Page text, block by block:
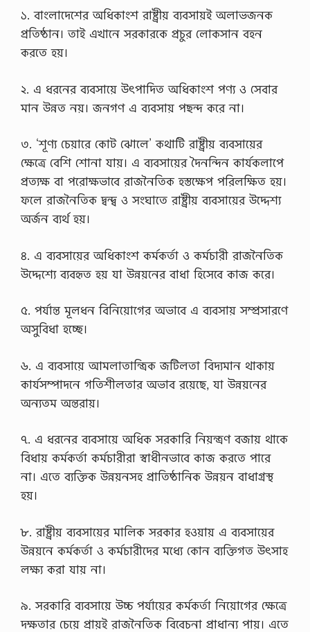
১. বাংলাদেশের অধিকাংশ রাষ্ট্রীয় ব্যবসায়ই অলাভজনক
প্রতিষ্ঠান। তাই এখানে সরকারকে প্রচুর লোকসান বহন
করতে হয়।
২. এ ধরনের ব্যবসায়ে উৎপাদিত অধিকাংশ পণ্য ও সেবার
মান উন্নত নয়। জনগণ এ ব্যবসায় পছন্দ করে না।
৩. ‘শূণ্য চেয়ারে কোট ঝোলে’ কথাটি রাষ্ট্রীয় ব্যবসায়ের
ক্ষেত্রে বেশি শোনা যায়। এ ব্যবসায়ের দৈনন্দিন কার্যকলাপে
প্রত্যক্ষ বা পরোক্ষভাবে রাজনৈতিক হস্তক্ষেপ পরিলক্ষিত হয়।
ফলে রাজনৈতিক দ্বন্দ্ব ও সংঘাতে রাষ্ট্রীয় ব্যবসায়ের উদ্দেশ্য
অর্জন ব্যর্থ হয়।
৪. এ ব্যবসায়ের অধিকাংশ কর্মকর্তা ও কর্মচারী রাজনৈতিক
উদ্দেশ্যে ব্যবহৃত হয় যা উন্নয়নের বাধা হিসেবে কাজ করে।
৫. পর্যান্ত মূলধন বিনিয়োগের অভাবে এ ব্যবসায় সম্প্রসারণে
অসুবিধা হচ্ছে।
৬. এ ব্যবসায়ে আমলাতান্ত্রিক জটিলতা বিদ্যমান থাকায়
কার্যসম্পাদনে গতিশীলতার অভাব রয়েছে, যা উন্নয়নের
অন্যতম অন্তরায়।
৭. এ ধরনের ব্যবসায়ে অধিক সরকারি নিয়ন্ত্রণ বজায় থাকে
বিধায় কর্মকর্তা কর্মচারীরা স্বাধীনভাবে কাজ করতে পারে
না। এতে ব্যক্তিক উন্নয়নসহ প্রাতিষ্ঠানিক উন্নয়ন বাধাগ্রস্থ
হয়।
৮. রাষ্ট্রীয় ব্যবসায়ের মালিক সরকার হওয়ায় এ ব্যবসায়ের
উন্নয়নে কর্মকর্তা ও কর্মচারীদের মধ্যে কোন ব্যক্তিগত উৎসাহ
লক্ষ্য করা যায় না।
৯. সরকারি ব্যবসায়ে উচ্চ পর্যায়ের কর্মকর্তা নিয়োগের ক্ষেত্রে
দক্ষতার চেয়ে প্রায়ই রাজনৈতিক বিবেচনা প্রাধান্য পায়। এতে